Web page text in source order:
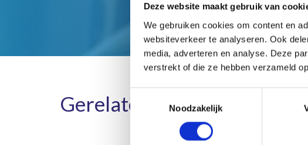
Deze website maakt gebruik van
We gebruiken cookies om content en
websiteverkeer te analyseren. Ook
media, adverteren en analyse. Deze
verstrekt of die ze hebben verzameld
Noodzakelijk
Gerelateerde producten